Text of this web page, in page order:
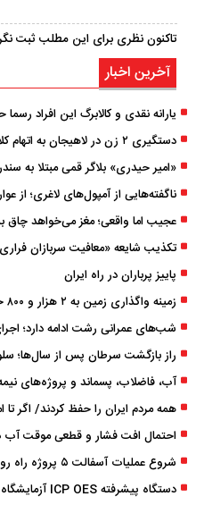
تاکنون نظری برای این مطلب ثبت
آخرین اخبار
یارانه نقدی و کالابرگ این افراد
«امیر حیدری» بلاگر قمی مبتلا به
ناگفته‌هایی از آمپول‌های لاغری؛ از
عجیب اما واقعی؛ مغز می‌خواهد چاق
تکذیب شایعه «معافیت سربازان
پاییز پرباران در راه ایران
زمینه واگذاری زمین به ۲ هزار و ۸۰۰ خانوار بومی گیلان فراهم شد
احتمال افت فشار و قطعی موقت آب